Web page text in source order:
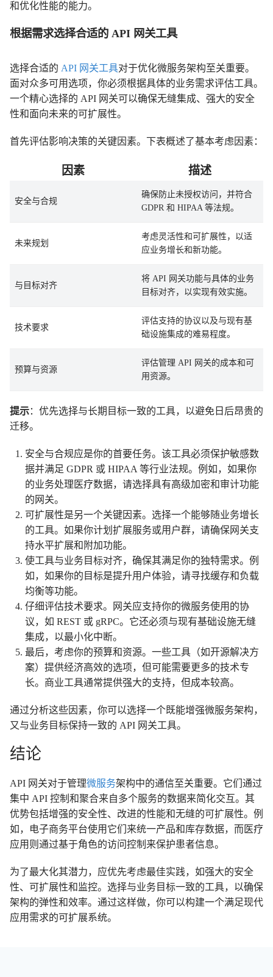
和优化性能的能力。
根据需求选择合适的 API 网关工具
选择合适的 API 网关工具对于优化微服务架构至关重要。
面对众多可用选项，你必须根据具体的业务需求评估工具。
一个精心选择的 API 网关可以确保无缝集成、强大的安全
性和面向未来的可扩展性。
首先评估影响决策的关键因素。下表概述了基本考虑因素：
因素 描述
安全与合规
确保防止未授权访问，并符合
GDPR 和 HIPAA 等法规。
未来规划
考虑灵活性和可扩展性，以适
应业务增长和新功能。
与目标对齐
将 API 网关功能与具体的业务
目标对齐，以实现有效实施。
技术要求
评估支持的协议以及与现有基
础设施集成的难易程度。
预算与资源
评估管理 API 网关的成本和可
用资源。
提示：优先选择与长期目标一致的工具，以避免日后昂贵的
迁移。
安全与合规应是你的首要任务。该工具必须保护敏感数
据并满足 GDPR 或 HIPAA 等行业法规。例如，如果你
的业务处理医疗数据，请选择具有高级加密和审计功能
的网关。
可扩展性是另一个关键因素。选择一个能够随业务增长
的工具。如果你计划扩展服务或用户群，请确保网关支
持水平扩展和附加功能。
使工具与业务目标对齐，确保其满足你的独特需求。例
如，如果你的目标是提升用户体验，请寻找缓存和负载
均衡等功能。
仔细评估技术要求。网关应支持你的微服务使用的协
议，如 REST 或 gRPC。它还必须与现有基础设施无缝
集成，以最小化中断。
最后，考虑你的预算和资源。一些工具（如开源解决方
案）提供经济高效的选项，但可能需要更多的技术专
长。商业工具通常提供强大的支持，但成本较高。
通过分析这些因素，你可以选择一个既能增强微服务架构，
又与业务目标保持一致的 API 网关工具。
结论
API 网关对于管理微服务架构中的通信至关重要。它们通过
集中 API 控制和聚合来自多个服务的数据来简化交互。其
优势包括增强的安全性、改进的性能和无缝的可扩展性。例
如，电子商务平台使用它们来统一产品和库存数据，而医疗
应用则通过基于角色的访问控制来保护患者信息。
为了最大化其潜力，应优先考虑最佳实践，如强大的安全
性、可扩展性和监控。选择与业务目标一致的工具，以确保
架构的弹性和效率。通过这样做，你可以构建一个满足现代
应用需求的可扩展系统。